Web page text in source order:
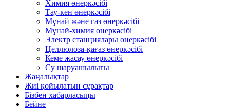
Химия өнеркәсібі
Тау-кен өнеркәсібі
Мұнай және газ өнеркәсібі
Мұнай-химия өнеркәсібі
Электр станциялары өнеркәсібі
Целлюлоза-қағаз өнеркәсібі
Кеме жасау өнеркәсібі
Су шаруашылығы
Жаңалықтар
Жиі қойылатын сұрақтар
Бізбен хабарласыңы
Бейне